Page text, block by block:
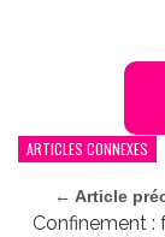
ARTICLES CONNEXES
← Article
Confinement :